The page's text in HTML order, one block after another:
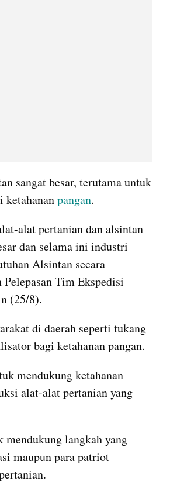
sangat besar, terutama untuk
ketahanan pangan.
alat pertanian dan alsintan
dan selama ini industri
Alsintan secara
Tim Ekspedisi
(25/8).
di daerah seperti tukang
bagi ketahanan pangan.
mendukung ketahanan
alat-alat pertanian yang
mendukung langkah yang
maupun para patriot